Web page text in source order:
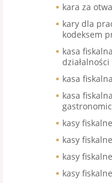
kara za
kary dla
kodeksem
kasa
działalności
kasa
kasa
kasy
kasy
kasy
kasy